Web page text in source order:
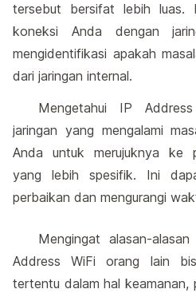
tersebut bersifat lebih luas.
koneksi Anda dengan
mengidentifikasi apakah
dari jaringan internal.
Mengetahui IP
jaringan yang mengalami
Anda untuk merujuknya ke
yang lebih spesifik. Ini
perbaikan dan mengurangi
Mengingat alasan-
Address WiFi orang lain
tertentu dalam hal keamanan,